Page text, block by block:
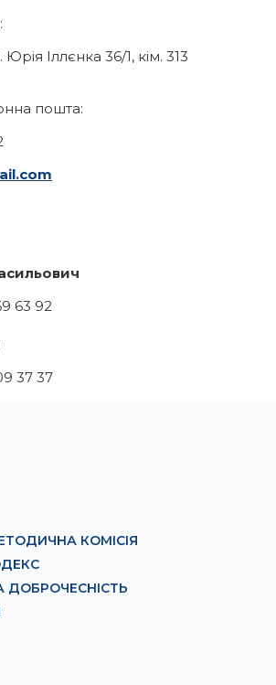
Іллєнка 36/1, кім. 313
пошта:
63 92
37 37
КОМІСІЯ
ДОБРОЧЕСНІСТЬ